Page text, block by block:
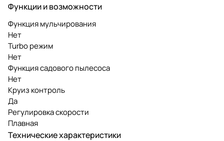
Функции и возможности
Функция мульчирования
Нет
Turbo режим
Нет
Функция садового пылесоса
Нет
Круиз контроль
Да
Регулировка скорости
Плавная
Технические характеристики